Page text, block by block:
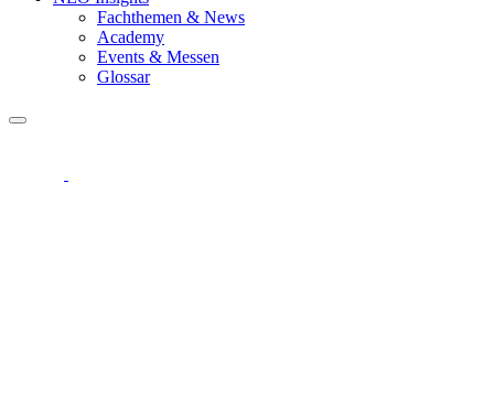
Fachthemen & News
Academy
Events & Messen
Glossar